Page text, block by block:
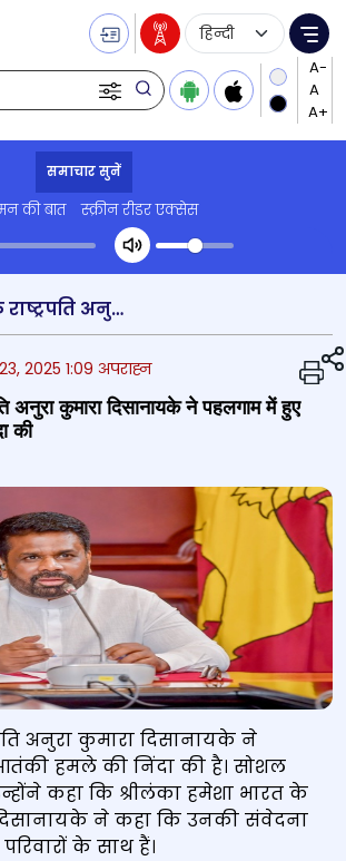
Language
समाचार सुनें
की बात स्क्रीन रीडर एक्सेस
Transcript summary
प्ले ऑडियो
श्रीलंका के राष्ट्रपति अनुरा कुमारा दिसानायके ने पहलगाम में हुए आतंकी हमले की निंदा की
2025 1:09 अपराह्न
अनुरा कुमारा दिसानायके ने पहलगाम में हुए
की
अनुरा कुमारा दिसानायके ने
हमले की निंदा की है। सोशल
कहा कि श्रीलंका हमेशा भारत के
दिसानायके ने कहा कि उनकी संवेदना
के साथ हैं।